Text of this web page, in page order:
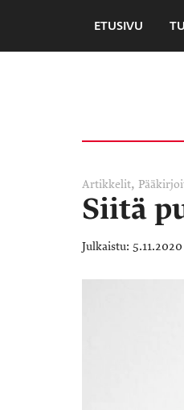
ETUSIVU
Artikkelit,
Siitä
5.11.2020